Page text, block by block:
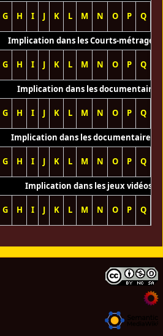
G H I J K L M N O P Q
Implication dans les Courts-métrages
G H I J K L M N O P Q
Implication dans les documentaires
G H I J K L M N O P Q
Implication dans les documentaires
G H I J K L M N O P Q
Implication dans les jeux vidéos
G H I J K L M N O P Q